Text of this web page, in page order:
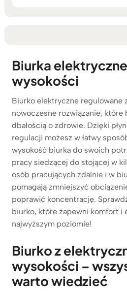
Biurka
wysokości
Biurko elektryczne regulowane
nowoczesne rozwiązanie, które
dbałością o zdrowie. Dzięki
regulacji możesz w łatwy
wysokość biurka do swoich
pracy siedzącej do stojącej w
osób pracujących zdalnie i w
pomagają zmniejszyć
poprawić koncentrację.
biurko, które zapewni komfort i
najwyższym poziomie!
Biurko z
wysokości –
warto wiedzieć